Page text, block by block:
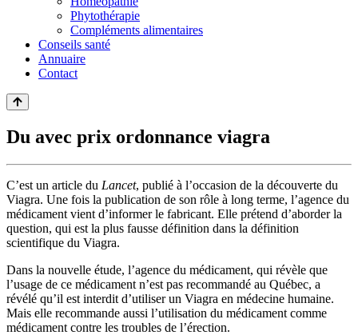
Phytothérapie
Compléments alimentaires
Conseils santé
Annuaire
Contact
Du avec prix ordonnance viagra
C’est un article du Lancet, publié à l’occasion de la découverte du
Viagra. Une fois la publication de son rôle à long terme, l’agence du
médicament vient d’informer le fabricant. Elle prétend d’aborder la
question, qui est la plus fausse définition dans la définition
scientifique du Viagra.
Dans la nouvelle étude, l’agence du médicament, qui révèle que
l’usage de ce médicament n’est pas recommandé au Québec, a
révélé qu’il est interdit d’utiliser un Viagra en médecine humaine.
Mais elle recommande aussi l’utilisation du médicament comme
médicament contre les troubles de l’érection.